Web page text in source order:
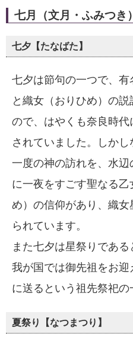
七月（文月・ふみつき）
七夕【たなばた】
七夕は節句の一つで、有
と織女（おりひめ）の
ので、はやくも奈良時
されていました。しか
一度の神の訪れを、水
に一夜をすごす聖なる
め）の信仰があり、織女
られています。
また七夕は星祭りである
我が国では御先祖をお
に送るという祖先祭祀の
夏祭り【なつまつり】